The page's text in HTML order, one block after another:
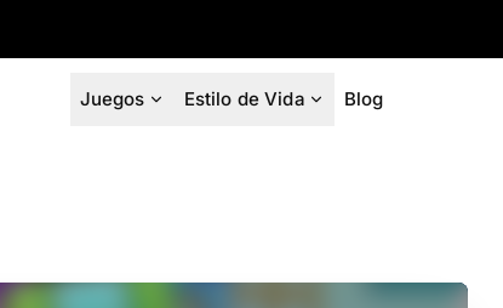
Juegos Estilo de Vida Blog